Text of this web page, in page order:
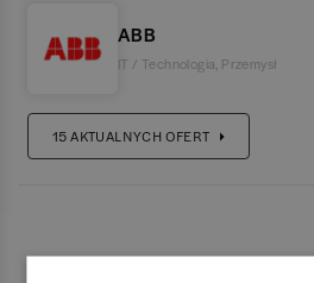
ABB
IT / Technologia Przemysł
15AKTUALNYCH OFERT